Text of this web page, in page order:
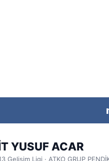
YUSUF ACAR
Gelişim Ligi · ATKO GRUP